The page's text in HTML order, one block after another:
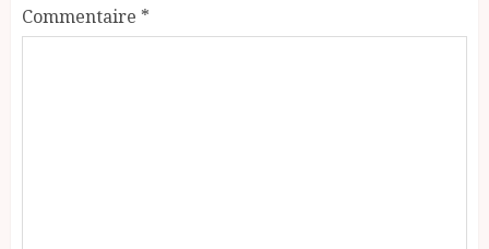
Commentaire *